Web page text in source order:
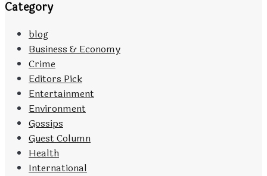
Category
blog
Business & Economy
Crime
Editors Pick
Entertainment
Environment
Gossips
Guest Column
Health
International